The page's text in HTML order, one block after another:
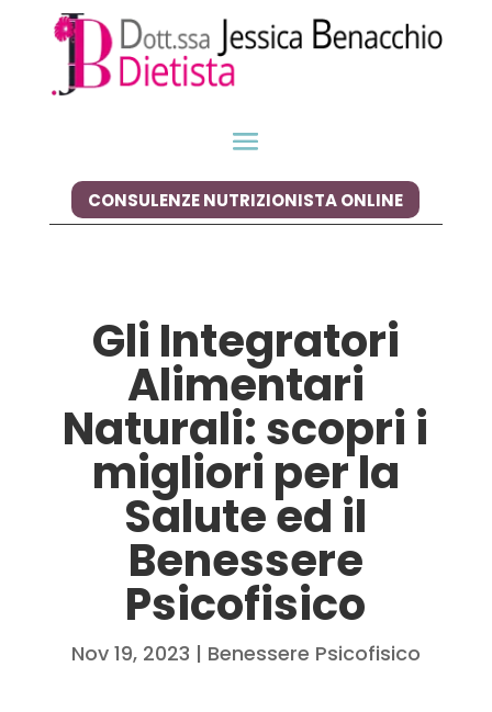
CONSULENZE NUTRIZIONISTA ONLINE
Gli Integratori
Alimentari
Naturali: scopri i
migliori per la
Salute ed il
Benessere
Psicofisico
Nov 19, 2023 | Benessere Psicofisico